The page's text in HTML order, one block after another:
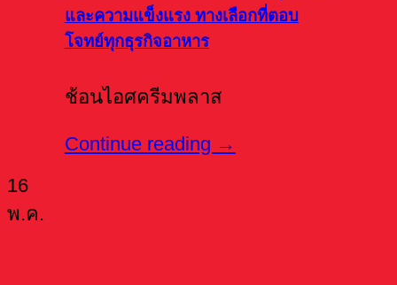
และความแข็งแรง ทางเลือกที่ตอบ
โจทย์ทุกธุรกิจอาหาร
ช้อนไอศครีมพลาส
Continue reading →
16
พ.ค.